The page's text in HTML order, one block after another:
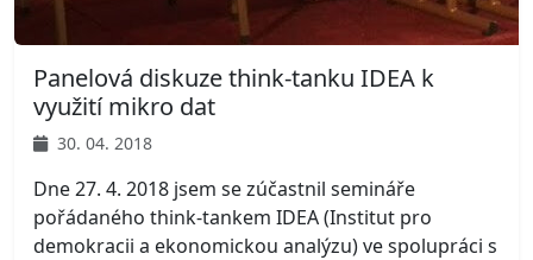
Panelová diskuze think-tanku IDEA k
využití mikro dat
30. 04. 2018
Dne 27. 4. 2018 jsem se zúčastnil semináře
pořádaného think-tankem IDEA (Institut pro
demokracii a ekonomickou analýzu) ve spolupráci s